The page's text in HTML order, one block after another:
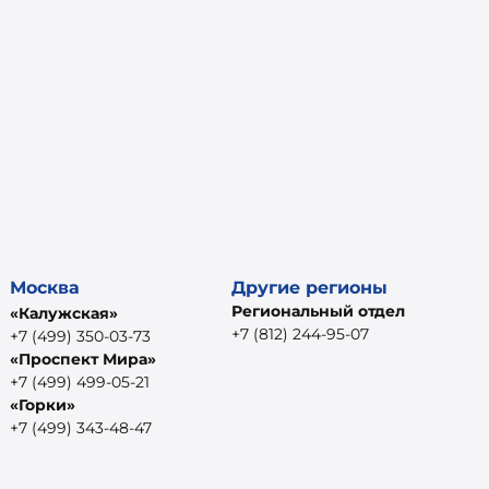
Москва
«Калужская»
+7 (499) 350-03-73
«Проспект Мира»
+7 (499) 499-05-21
«Горки»
+7 (499) 343-48-47
Другие регионы
Региональный отдел
+7 (812) 244-95-07